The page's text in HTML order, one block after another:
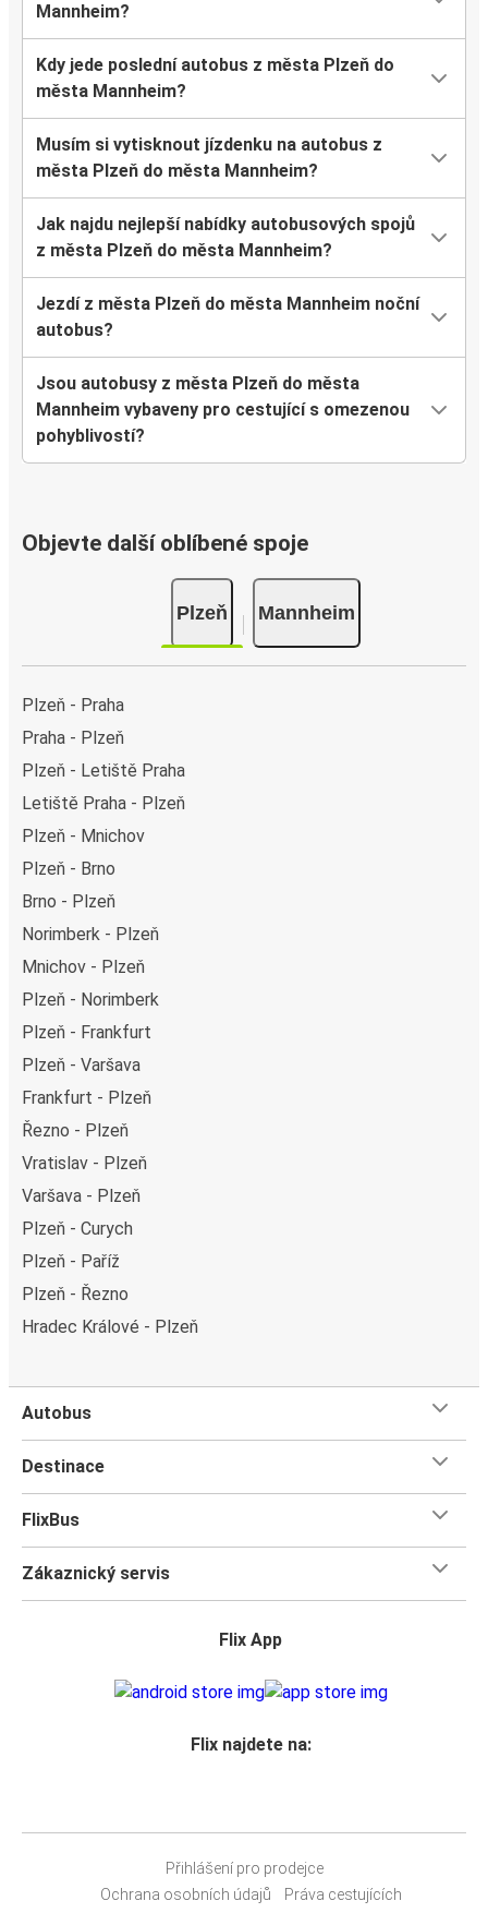
Mannheim?
Kdy jede poslední autobus z města Plzeň do
města Mannheim?
Musím si vytisknout jízdenku na autobus z
města Plzeň do města Mannheim?
Jak najdu nejlepší nabídky autobusových spojů
z města Plzeň do města Mannheim?
Jezdí z města Plzeň do města Mannheim noční
autobus?
Jsou autobusy z města Plzeň do města
Mannheim vybaveny pro cestující s omezenou
pohyblivostí?
Objevte další oblíbené spoje
Plzeň Mannheim
Plzeň - Praha
Praha - Plzeň
Plzeň - Letiště Praha
Letiště Praha - Plzeň
Plzeň - Mnichov
Plzeň - Brno
Brno - Plzeň
Norimberk - Plzeň
Mnichov - Plzeň
Plzeň - Norimberk
Plzeň - Frankfurt
Plzeň - Varšava
Frankfurt - Plzeň
Řezno - Plzeň
Vratislav - Plzeň
Varšava - Plzeň
Plzeň - Curych
Plzeň - Paříž
Plzeň - Řezno
Hradec Králové - Plzeň
Autobus
Destinace
FlixBus
Zákaznický servis
Flix App
Flix najdete na:
Přihlášení pro prodejce
Ochrana osobních údajů
Práva cestujících